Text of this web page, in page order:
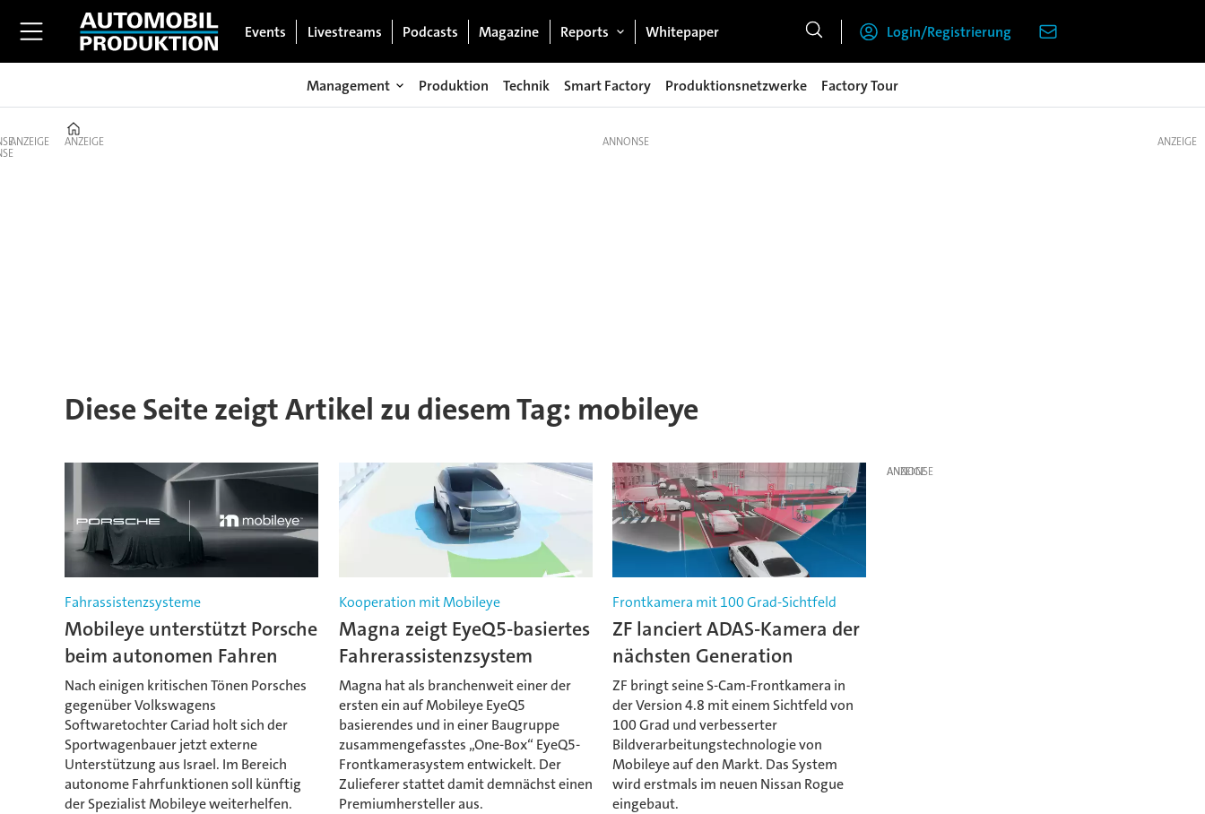
Events Livestreams Podcasts Magazine Reports Whitepaper Login/Registrierung
Management Produktion Technik Smart Factory Produktionsnetzwerke Factory Tour
ANZEIGE ANZEIGE
Diese Seite zeigt Artikel zu diesem Tag: mobileye
Fahrassistenzsysteme
Mobileye unterstützt Porsche
beim autonomen Fahren
Nach einigen kritischen Tönen Porsches
gegenüber Volkswagens
Softwaretochter Cariad holt sich der
Sportwagenbauer jetzt externe
Unterstützung aus Israel. Im Bereich
autonome Fahrfunktionen soll künftig
der Spezialist Mobileye weiterhelfen.
Kooperation mit Mobileye
Magna zeigt EyeQ5-basiertes
Fahrerassistenzsystem
Magna hat als branchenweit einer der
ersten ein auf Mobileye EyeQ5
basierendes und in einer Baugruppe
zusammengefasstes „One-Box“ EyeQ5-
Frontkamerasystem entwickelt. Der
Zulieferer stattet damit demnächst einen
Premiumhersteller aus.
Frontkamera mit 100 Grad-Sichtfeld
ZF lanciert ADAS-Kamera der
nächsten Generation
ZF bringt seine S-Cam-Frontkamera in
der Version 4.8 mit einem Sichtfeld von
100 Grad und verbesserter
Bildverarbeitungstechnologie von
Mobileye auf den Markt. Das System
wird erstmals im neuen Nissan Rogue
eingebaut.
ANZEIGE
ANZEIGE